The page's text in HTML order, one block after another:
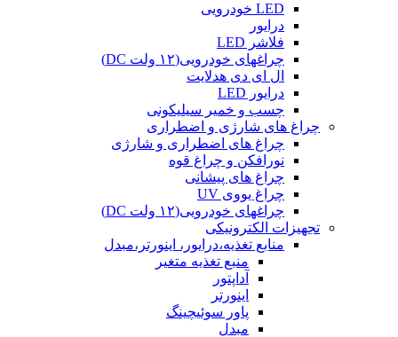
LED خودرویی
درایور
فلاشر LED
چراغهای خودرویی(۱۲ ولت DC)
ال ای دی هدلایت
درایور LED
چسب و خمیر سیلیکونی
چراغ های شارژی و اضطراری
چراغ های اضطراری و شارژی
نورافکن و چراغ قوه
چراغ های پیشانی
چراغ یووی UV
چراغهای خودرویی(۱۲ ولت DC)
تجهیزات الکترونیکی
منابع تغذیه،درایور، اینورتر،مبدل
منبع تغذیه متغیر
آداپتور
اینورتر
پاور سوئیچینگ
مبدل